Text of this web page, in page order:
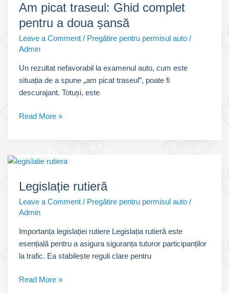
mai
aproape
de
permis
Am picat traseul: Ghid complet
pentru a doua șansă
Leave a Comment / Pregătire pentru permisul auto /
Admin
Un rezultat nefavorabil la examenul auto, cum este
situația de a spune „am picat traseul”, poate fi
descurajant. Totuși, este
Am
complet
a
doua
șansă
Read More »
Legislație rutieră
Leave a Comment / Pregătire pentru permisul auto /
Admin
Importanța legislației rutiere Legislația rutieră este
esențială pentru a asigura siguranța tuturor participanților
la trafic. Ea stabilește reguli clare pentru
Legislație
Read More »